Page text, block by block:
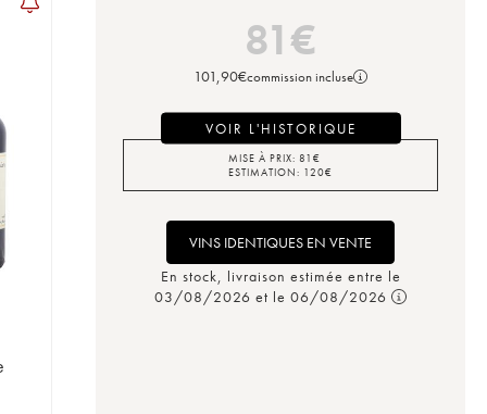
81€
101,90€commission incluse
VOIR L'HISTORIQUE
MISE À PRIX: 81 €
ESTIMATION: 120€
VINS IDENTIQUES EN VENTE
En stock, livraison estimée entre le
03/08/2026 et le 06/08/2026